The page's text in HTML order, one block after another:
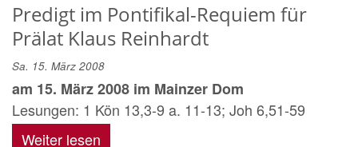
Predigt im Pontifikal-Requiem für
Prälat Klaus Reinhardt
Sa. 15. März 2008
am 15. März 2008 im Mainzer Dom
Lesungen: 1 Kön 13,3-9 a. 11-13; Joh 6,51-59
Weiter lesen